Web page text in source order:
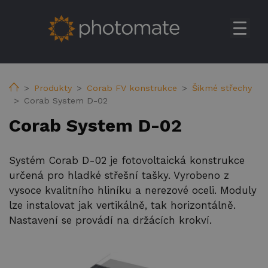
HomeProdukty Corab FV konstrukce
Šikmé střechy
Corab System D-02
Corab System D-02
Systém Corab D-02 je fotovoltaická konstrukce
určená pro hladké střešní tašky. Vyrobeno z
vysoce kvalitního hliníku a nerezové oceli. Moduly
lze instalovat jak vertikálně, tak horizontálně.
Nastavení se provádí na držácích krokví.
Produkty
Huawei rezidenční měniče
Huawei komerční & utilitní solární měniče
Huawei Transformer Station
Huawei příslušenství
Huawei EV nabíječky